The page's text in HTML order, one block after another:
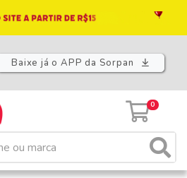
Baixe já o APP da Sorpan
0